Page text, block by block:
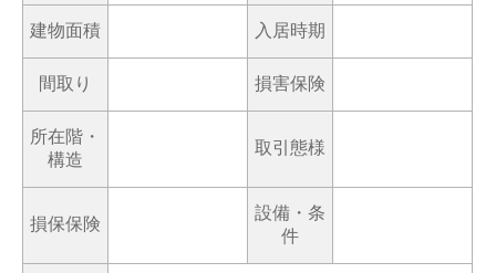
建物面積 入居時期
間取り 損害保険
所在階・
構造
取引態様
損保保険
設備・条
件